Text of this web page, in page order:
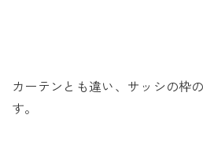
カーテンとも違い、サッシの枠
す。